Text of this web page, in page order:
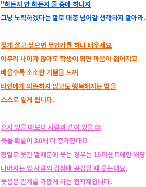
"하든지 안 하든지 둘 중에 하나지
그냥 노력하겠다는 말로 대충 넘어갈 생각하지 말아라
젊게 살고 싶으면 무언가를 하나 배우세요
아무리 나이가 많아도 학생이 되면 마음이 젊어지고
배울수록 소소한 기쁨을 느껴
타인에게 의존하지 않고도 행복해지는 법을
스스로 알게 됩니다.
혼자 있을 때보다 사람과 같이 있을 떄
웃을 확률이 30배 더 증가한대요
정말로 웃긴 말때문에 웃는 경우는 15퍼센트에만 해
나머지는 앞 사람의 감정에 공감할 때 웃는대요,
웃음은 관계를 가깝게 하는 접착제입니다.